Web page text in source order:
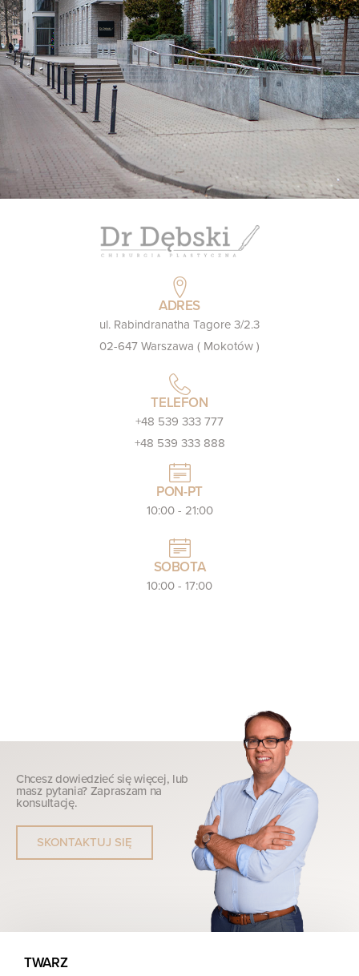
ADRES
ul. Rabindranatha Tagore 3/2.3
02-647 Warszawa ( Mokotów )
TELEFON
+48 539 333 777
+48 539 333 888
PON-PT
10:00 - 21:00
SOBOTA
10:00 - 17:00
Chcesz dowiedzieć się więcej, lub
masz pytania? Zapraszam na
konsultację.
SKONTAKTUJ SIĘ
TWARZ